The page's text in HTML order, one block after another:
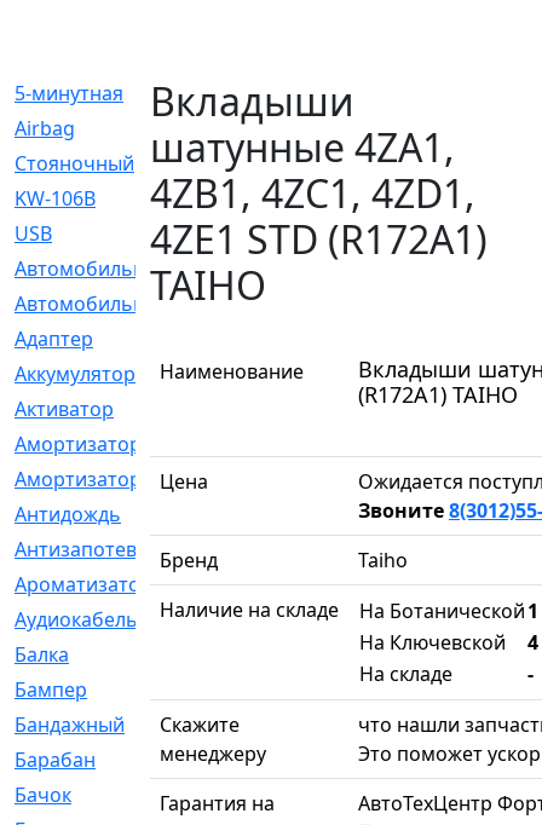
5-минутная
[1]
Airbag
[18]
Cтояночный
[1]
KW-106B
[0]
USB
[6]
Автомобильное
[6]
Автомобильный
[6]
Адаптер
Аккумулятор
[2]
Активатор
Амортизатор
Амортизаторы
Антидождь
Антизапотеватель
Ароматизатор
[35]
Аудиокабель
[2]
Балка
Бампер
Бандажный
[6]
Барабан
[5]
Бачок
[40]
Вкладыши
шатунные 4ZA1,
4ZB1, 4ZC1, 4ZD1,
4ZE1 STD (R172A1)
TAIHO
Наименование
Вкладыши
(R172A1) TAIHO
Цена
Ожидается
Звоните
Бренд
Taiho
Наличие на складе
На Ботанической
На Ключевской
На складе
-
Скажите
менеджеру
что нашли
Это поможет
Гарантия на
АвтоТехЦентр